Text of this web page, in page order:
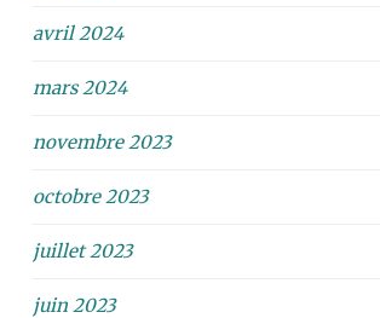
avril 2024
mars 2024
novembre 2023
octobre 2023
juillet 2023
juin 2023